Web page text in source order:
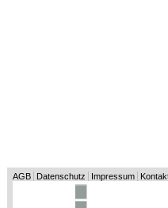
AGB Datenschutz Impressum